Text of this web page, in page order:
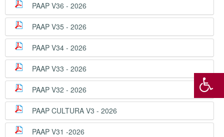
PAAP V36 - 2026
PAAP V35 - 2026
PAAP V34 - 2026
PAAP V33 - 2026
PAAP V32 - 2026
PAAP CULTURA V3 - 2026
PAAP V31 -2026